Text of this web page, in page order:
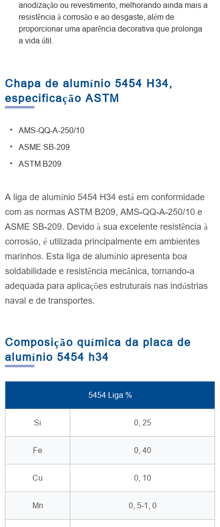
anodização ou revestimento, melhorando ainda mais a
resistência à corrosão e ao desgaste, além de
proporcionar uma aparência decorativa que prolonga
a vida útil.
Chapa de alumínio 5454 H34,
especificação ASTM
AMS-QQ-A-250/10
ASME SB-209
ASTM B209
A liga de alumínio 5454 H34 está em conformidade
com as normas ASTM B209, AMS-QQ-A-250/10 e
ASME SB-209. Devido à sua excelente resistência à
corrosão, é utilizada principalmente em ambientes
marinhos. Esta liga de alumínio apresenta boa
soldabilidade e resistência mecânica, tornando-a
adequada para aplicações estruturais nas indústrias
naval e de transportes.
Composição química da placa de
alumínio 5454 h34
5454 Liga %
Si 0, 25
Fe 0, 40
Cu 0, 10
Mn 0, 5-1, 0